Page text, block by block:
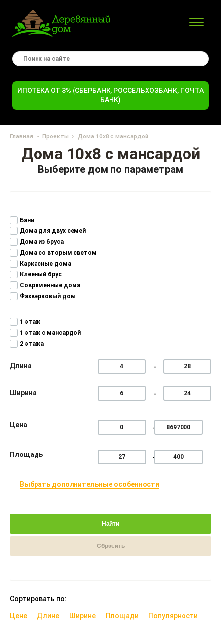
ИПОТЕКА ОТ 3% (СБЕРБАНК, РОССЕЛЬХОЗБАНК, ПОЧТА
БАНК)
Главная Проекты Дома 10х8 с мансардой
Дома 10х8 с мансардой
Выберите дом по параметрам
Бани
Дома для двух семей
Дома из бруса
Дома со вторым светом
Каркасные дома
Клееный брус
Современные дома
Фахверковый дом
1 этаж
1 этаж с мансардой
2 этажа
Длина
Ширина
Цена
Площадь
Выбрать дополнительные особенности
Найти
Сбросить
Сортировать по:
Цене Длине Ширине Площади Популярности